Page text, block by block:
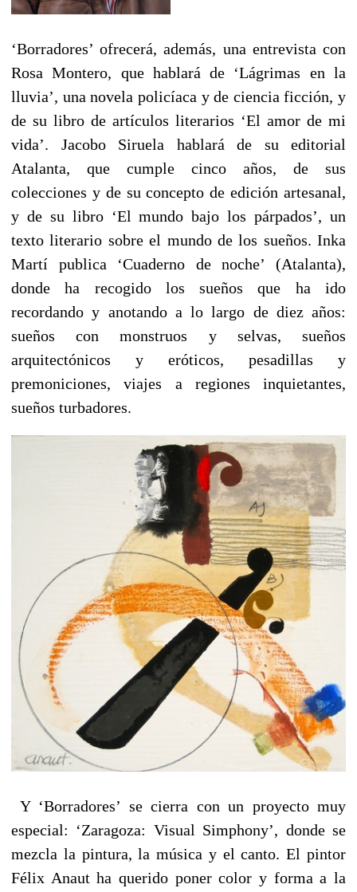
‘Borradores’ ofrecerá, además, una entrevista con
Rosa Montero, que hablará de ‘Lágrimas en la
lluvia’, una novela policíaca y de ciencia ficción, y
de su libro de artículos literarios ‘El amor de mi
vida’. Jacobo Siruela hablará de su editorial
Atalanta, que cumple cinco años, de sus
colecciones y de su concepto de edición artesanal,
y de su libro ‘El mundo bajo los párpados’, un
texto literario sobre el mundo de los sueños. Inka
Martí publica ‘Cuaderno de noche’ (Atalanta),
donde ha recogido los sueños que ha ido
recordando y anotando a lo largo de diez años:
sueños con monstruos y selvas, sueños
arquitectónicos y eróticos, pesadillas y
premoniciones, viajes a regiones inquietantes,
sueños turbadores.
Y ‘Borradores’ se cierra con un proyecto muy
especial: ‘Zaragoza: Visual Simphony’, donde se
mezcla la pintura, la música y el canto. El pintor
Félix Anaut ha querido poner color y forma a la